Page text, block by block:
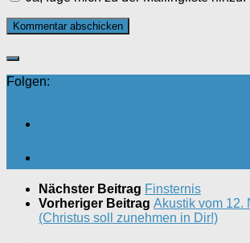
Folgen:
Nächster Beitrag Finsternis
Vorheriger Beitrag Akustik vom 12.
(Christus soll zunehmen in Dir!)